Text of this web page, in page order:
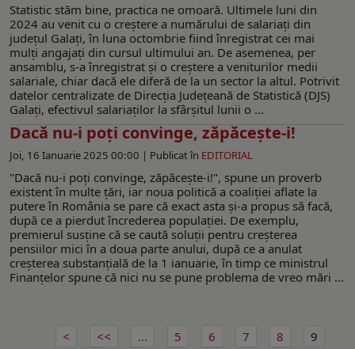
Statistic stăm bine, practica ne omoară. Ultimele luni din
2024 au venit cu o creștere a numărului de salariați din
județul Galați, în luna octombrie fiind înregistrat cei mai
mulţi angajaţi din cursul ultimului an. De asemenea, per
ansamblu, s-a înregistrat și o creștere a veniturilor medii
salariale, chiar dacă ele diferă de la un sector la altul. Potrivit
datelor centralizate de Direcția Județeană de Statistică (DJS)
Galați, efectivul salariaților la sfârșitul lunii o ...
Dacă nu-i poţi convinge, zăpăceşte-i!
Joi, 16 Ianuarie 2025 00:00 | Publicat în EDITORIAL
"Dacă nu-i poţi convinge, zăpăceşte-i!", spune un proverb
existent în multe ţări, iar noua politică a coaliţiei aflate la
putere în România se pare că exact asta şi-a propus să facă,
după ce a pierdut încrederea populaţiei. De exemplu,
premierul susţine că se caută soluţii pentru creşterea
pensiilor mici în a doua parte anului, după ce a anulat
creşterea substanţială de la 1 ianuarie, în timp ce ministrul
Finanţelor spune că nici nu se pune problema de vreo mări ...
... 5 6 7 8
9